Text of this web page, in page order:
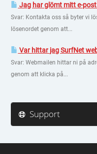
Jag har glömt mitt e-
Svar: Kontakta oss så byter vi
lösenordet genom att...
Var hittar jag SurfNet
Svar: Webmailen hittar ni på
genom att klicka på...
Support